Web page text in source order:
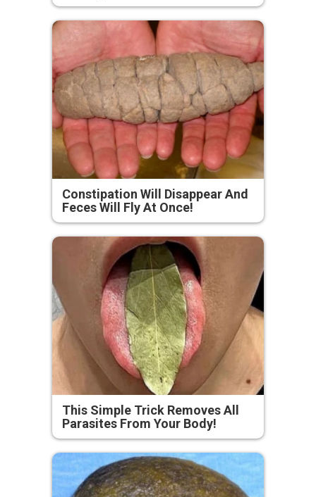
Constipation Will Disappear And
Feces Will Fly At Once!
This Simple Trick Removes All
Parasites From Your Body!